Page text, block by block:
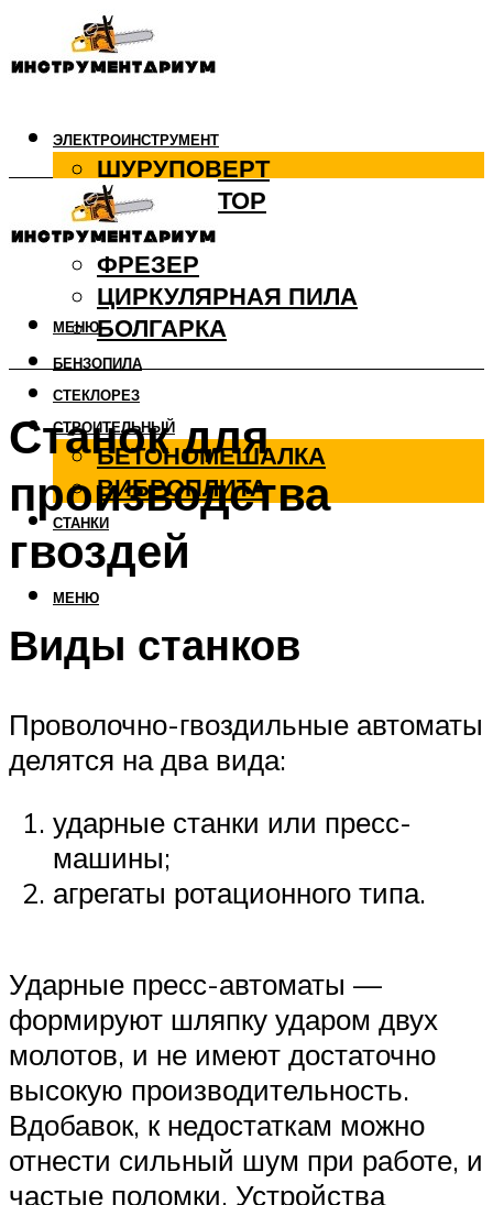
ЭЛЕКТРОИНСТРУМЕНТ
ШУРУПОВЕРТ
ПЕРФОРАТОР
ДРЕЛЬ
ФРЕЗЕР
ЦИРКУЛЯРНАЯ ПИЛА
БОЛГАРКА
БЕНЗОПИЛА
СТЕКЛОРЕЗ
СТРОИТЕЛЬНЫЙ
БЕТОНОМЕШАЛКА
ВИБРОПЛИТА
СТАНКИ
МЕНЮ
МЕНЮ
Станок для
производства
гвоздей
Виды станков
Проволочно-гвоздильные автоматы
делятся на два вида:
ударные станки или пресс-
машины;
агрегаты ротационного типа.
Ударные пресс-автоматы —
формируют шляпку ударом двух
молотов, и не имеют достаточно
высокую производительность.
Вдобавок, к недостаткам можно
отнести сильный шум при работе, и
частые поломки. Устройства